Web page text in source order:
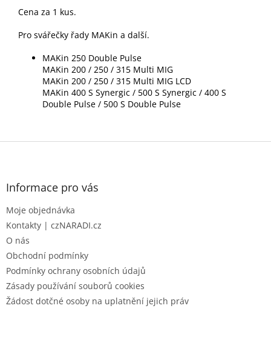
Cena za 1 kus.
Pro svářečky řady MAKin a další.
MAKin 250 Double Pulse
MAKin 200 / 250 / 315 Multi MIG
MAKin 200 / 250 / 315 Multi MIG LCD
MAKin 400 S Synergic / 500 S Synergic / 400 S
Double Pulse / 500 S Double Pulse
Z
Informace pro vás
Moje objednávka
Kontakty | czNARADI.cz
O nás
Obchodní podmínky
Podmínky ochrany osobních údajů
Zásady používání souborů cookies
Žádost dotčné osoby na uplatnění jejich práv